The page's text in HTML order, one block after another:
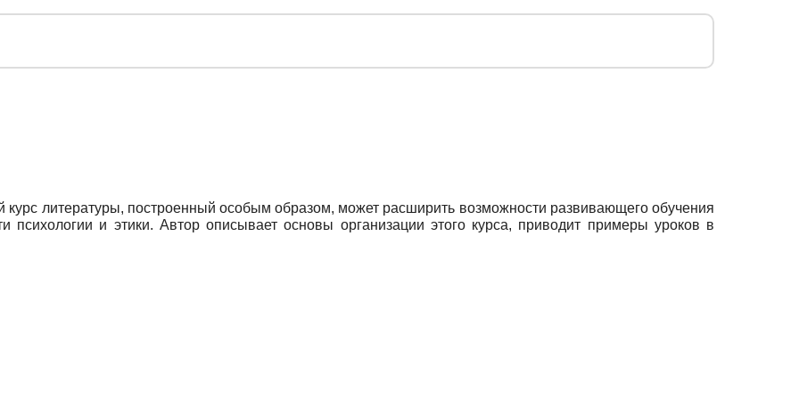
курс литературы, построенный особым образом, может расширить возможности развивающего обучения
психологии и этики. Автор описывает основы организации этого курса, приводит примеры уроков в